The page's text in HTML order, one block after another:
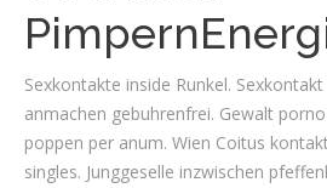
Sexkontakte inside Runkel.
anmachen gebuhrenfrei. Gewalt
poppen per anum. Wien Coitus
singles. Junggeselle inzwischen